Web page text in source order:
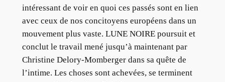
intéressant de voir en quoi ces passés sont en lien
avec ceux de nos concitoyens européens dans un
mouvement plus vaste. LUNE NOIRE poursuit et
conclut le travail mené jusqu’à maintenant par
Christine Delory-Momberger dans sa quête de
l’intime. Les choses sont achevées, se terminent